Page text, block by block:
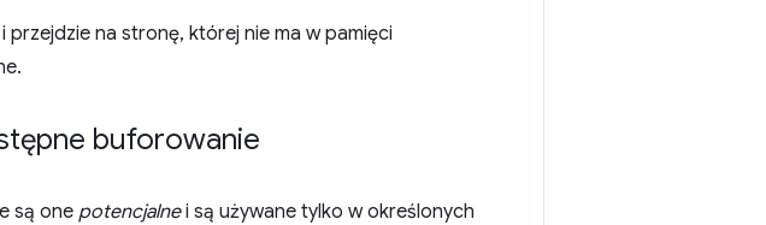
na stronę, której nie ma w pamięci
buforowanie
są one potencjalnei są używane tylko w określonych